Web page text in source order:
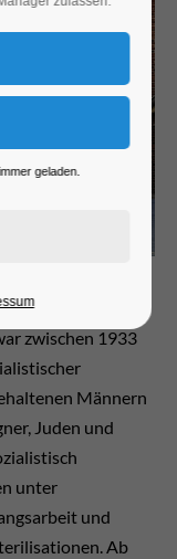
zwischen 1933
Männern
Juden und
unter
und
Ab
geladen.